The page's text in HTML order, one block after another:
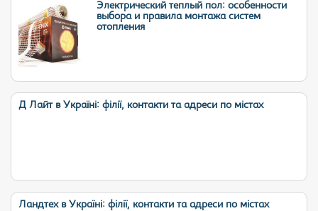
Электрический теплый пол: особенности
выбора и правила монтажа систем
отопления
Д Лайт в Україні: філії, контакти та адреси по містах
Ландтех в Україні: філії, контакти та адреси по містах